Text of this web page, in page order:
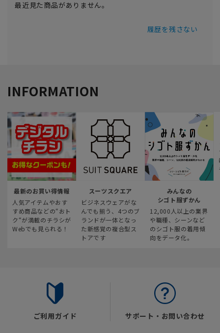
最近見た商品がありません。
履歴を残さない
INFORMATION
最新のお買い得情報
人気アイテムやおす
すめ商品などの“おト
ク“が満載のチラシが
Webでも見られる！
スーツスクエア
ビジネスウェアがな
んでも揃う、4つのブ
ランドが一体となっ
た新感覚の複合型ス
トアです
みんなの
シゴト服ずかん
12,000人以上の業界
や職種、シーンなど
のシゴト服の着用傾
向をデータ化。
ご利用ガイド サポート・お問い合わせ